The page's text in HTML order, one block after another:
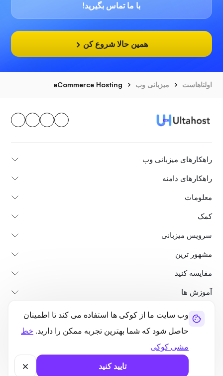
وب سایت ما از کوکی ها استفاده می کند تا اطمینان
حاصل شود که شما بهترین تجربه ممکن را دارید. خط
مشی کوکی
تایید کنید
با ما تماس بگیرید!
همین حالا شروع کن
اولتاهاست میزبانی وب eCommerce Hosting
راهکارهای میزبانی وب
راهکارهای دامنه
معلومات
کمک
سرویس میزبانی
مشهور ترین
مقایسه کنید
آموزش ها
در باره ما
سیاست حفظ حریم خصوصیقانونی بودننقشه سایت